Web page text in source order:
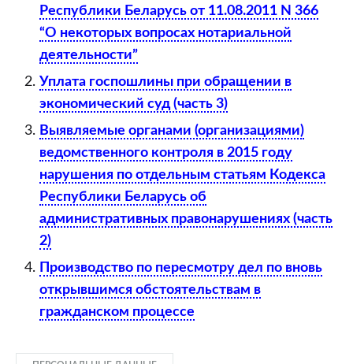
Республики Беларусь от 11.08.2011 N 366
“О некоторых вопросах нотариальной
деятельности”
Уплата госпошлины при обращении в
экономический суд (часть 3)
Выявляемые органами (организациями)
ведомственного контроля в 2015 году
нарушения по отдельным статьям Кодекса
Республики Беларусь об
административных правонарушениях (часть
2)
Производство по пересмотру дел по вновь
открывшимся обстоятельствам в
гражданском процессе